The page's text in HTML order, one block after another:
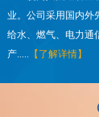
业。公司采用国内外
给水、燃气、电力通
产.....
【了解详情】